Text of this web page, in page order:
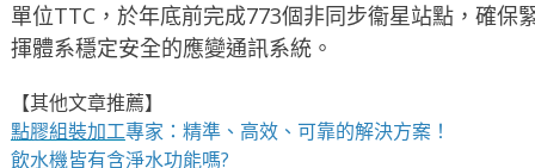
單位TTC，於年底前完成773個非同步衞星站點，確保
揮體系穩定安全的應變通訊系統。
【其他文章推薦】
點膠組裝加工專家：精準、高效、可靠的解決方案！
飲水機皆有含淨水功能嗎?